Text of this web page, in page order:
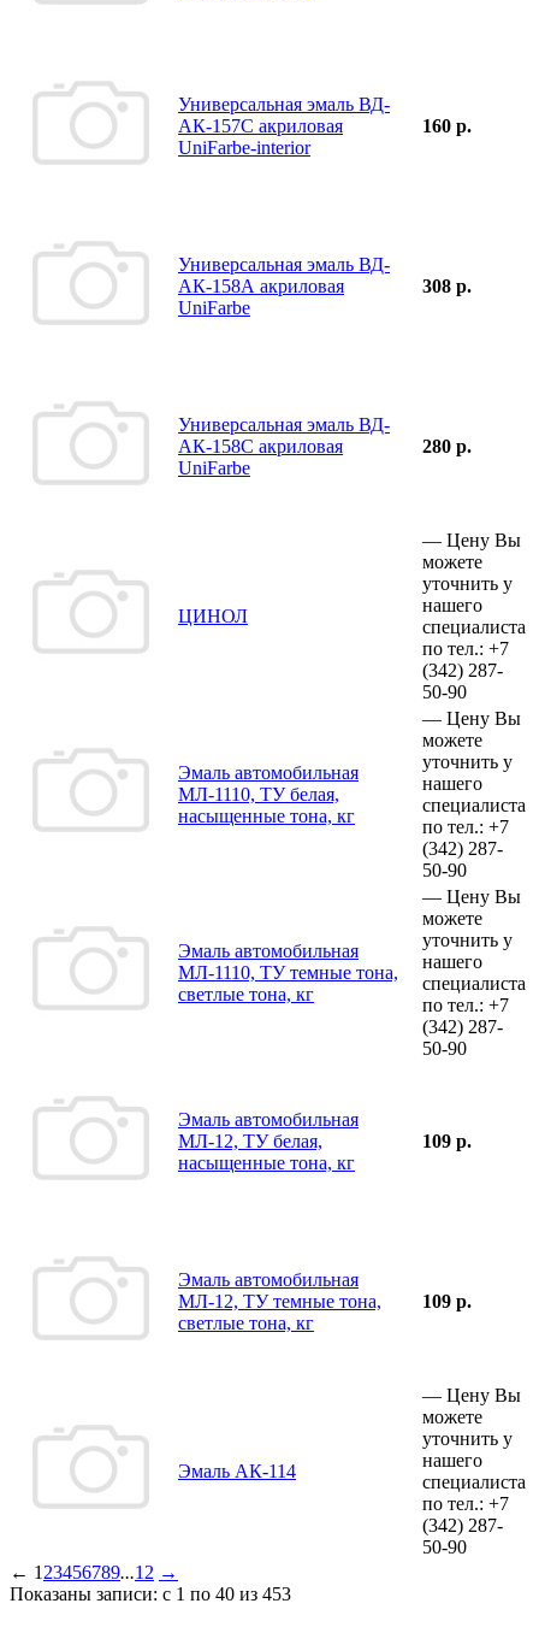
Универсальная эмаль ВД-
АК-157С акриловая
UniFarbe-interior
160 р.
Универсальная эмаль ВД-
АК-158А акриловая
UniFarbe
308 р.
Универсальная эмаль ВД-
АК-158С акриловая
UniFarbe
280 р.
ЦИНОЛ
— Цену Вы
можете
уточнить у
нашего
специалиста
по тел.: +7
(342) 287-
50-90
Эмаль автомобильная
МЛ-1110, ТУ белая,
насыщенные тона, кг
— Цену Вы
можете
уточнить у
нашего
специалиста
по тел.: +7
(342) 287-
50-90
Эмаль автомобильная
МЛ-1110, ТУ темные тона,
светлые тона, кг
— Цену Вы
можете
уточнить у
нашего
специалиста
по тел.: +7
(342) 287-
50-90
Эмаль автомобильная
МЛ-12, ТУ белая,
насыщенные тона, кг
109 р.
Эмаль автомобильная
МЛ-12, ТУ темные тона,
светлые тона, кг
109 р.
Эмаль АК-114
— Цену Вы
можете
уточнить у
нашего
специалиста
по тел.: +7
(342) 287-
50-90
← 1 23456789...12 →
Показаны записи: с 1 по 40 из 453